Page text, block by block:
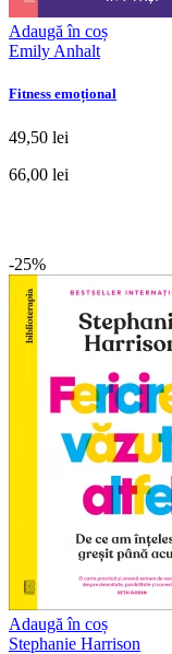
Adaugă în coș
Emily Anhalt
Fitness emoțional
49,50 lei
66,00 lei
-25%
Adaugă în coș
Stephanie Harrison